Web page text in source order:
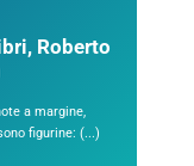
Roberto
a margine,
figurine: (...)